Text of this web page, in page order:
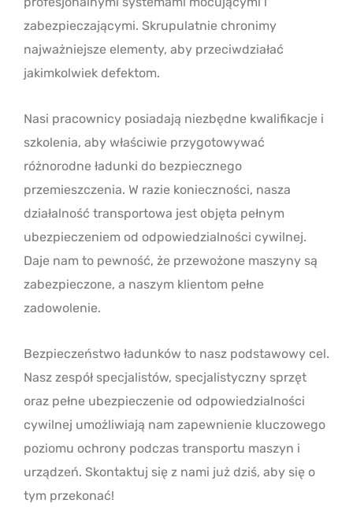
zabezpieczającymi. Skrupulatnie chronimy
najważniejsze elementy, aby przeciwdziałać
jakimkolwiek defektom.
Nasi pracownicy posiadają niezbędne kwalifikacje i
szkolenia, aby właściwie przygotowywać
różnorodne ładunki do bezpiecznego
przemieszczenia. W razie konieczności, nasza
działalność transportowa jest objęta pełnym
ubezpieczeniem od odpowiedzialności cywilnej.
Daje nam to pewność, że przewożone maszyny są
zabezpieczone, a naszym klientom pełne
zadowolenie.
Bezpieczeństwo ładunków to nasz podstawowy cel.
Nasz zespół specjalistów, specjalistyczny sprzęt
oraz pełne ubezpieczenie od odpowiedzialności
cywilnej umożliwiają nam zapewnienie kluczowego
poziomu ochrony podczas transportu maszyn i
urządzeń. Skontaktuj się z nami już dziś, aby się o
tym przekonać!